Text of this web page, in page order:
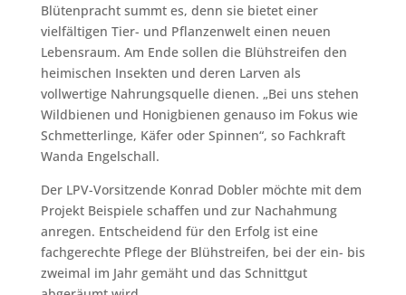
Blütenpracht summt es, denn sie bietet einer
vielfältigen Tier- und Pflanzenwelt einen neuen
Lebensraum. Am Ende sollen die Blühstreifen den
heimischen Insekten und deren Larven als
vollwertige Nahrungsquelle dienen. „Bei uns stehen
Wildbienen und Honigbienen genauso im Fokus wie
Schmetterlinge, Käfer oder Spinnen“, so Fachkraft
Wanda Engelschall.
Der LPV-Vorsitzende Konrad Dobler möchte mit dem
Projekt Beispiele schaffen und zur Nachahmung
anregen. Entscheidend für den Erfolg ist eine
fachgerechte Pflege der Blühstreifen, bei der ein- bis
zweimal im Jahr gemäht und das Schnittgut